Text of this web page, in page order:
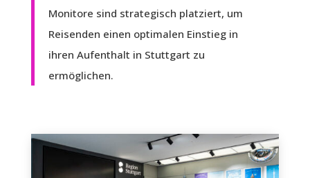
Monitore sind strategisch platziert, um
Reisenden einen optimalen Einstieg in
ihren Aufenthalt in Stuttgart zu
ermöglichen.